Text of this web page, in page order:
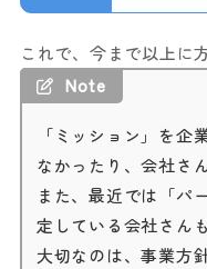
これで、今まで以上に
Note
「ミッション」を企
なかったり、会社さ
また、最近では「パ
定している会社さん
大切なのは、事業方